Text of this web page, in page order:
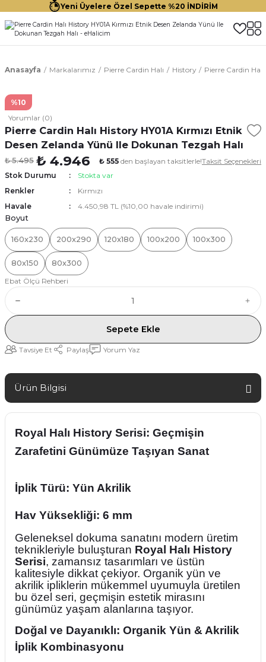
Yeni Üyelere Özel Sepette %20 İNDİRİM
Anasayfa Markalarımız Pierre Cardin Halı History Pierre Cardin
%10
Yorumlar (0)
Pierre Cardin Halı History HY01A Kırmızı Etnik
Desen Zelanda Yünü Ile Dokunan Tezgah Halı
₺ 5.495 ₺ 4.946 ₺ 555 den başlayan taksitlerle!Taksit Seçenekleri
Stok Durumu
Stokta var
Renkler
Kırmızı
Havale
4.450,98 TL (%10,00 havale indirimi)
Boyut
160x230 200x290 120x180 100x200 100x300
80x150
80x300
Ebat Ölçü Rehberi
Sepete Ekle
Tavsiye Et Paylaş Yorum Yaz
Ürün Bilgisi
Royal Halı History Serisi: Geçmişin
Zarafetini Günümüze Taşıyan Sanat
İplik Türü: Yün Akrilik
Hav Yüksekliği: 6 mm
Geleneksel dokuma sanatını modern üretim
teknikleriyle buluşturan Royal Halı History
Serisi, zamansız tasarımları ve üstün
kalitesiyle dikkat çekiyor. Organik yün ve
akrilik ipliklerin mükemmel uyumuyla üretilen
bu özel seri, geçmişin estetik mirasını
günümüz yaşam alanlarına taşıyor.
Doğal ve Dayanıklı: Organik Yün & Akrilik
İplik Kombinasyonu